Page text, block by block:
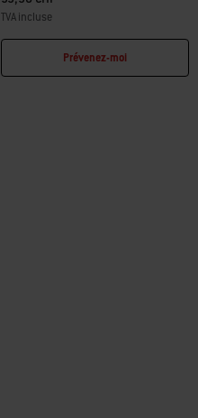
TVA incluse
Color Options
Prévenez-moi